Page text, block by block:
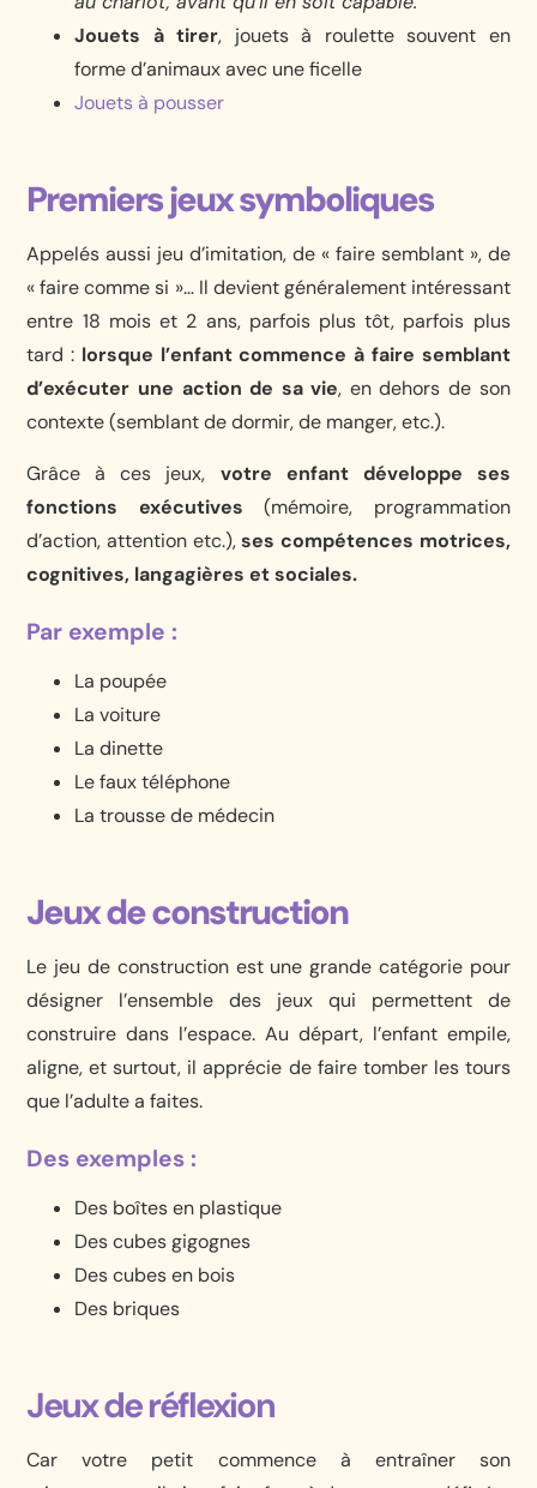
Jouets à tirer, jouets à roulette souvent en
forme d’animaux avec une ficelle
Jouets à pousser
Premiers jeux symboliques
Appelés aussi jeu d’imitation, de « faire semblant », de
« faire comme si »… Il devient généralement intéressant
entre 18 mois et 2 ans, parfois plus tôt, parfois plus
tard : lorsque l’enfant commence à faire semblant
d’exécuter une action de sa vie, en dehors de son
contexte (semblant de dormir, de manger, etc.).
Grâce à ces jeux, votre enfant développe ses
fonctions exécutives (mémoire, programmation
d’action, attention etc.),ses compétences motrices,
cognitives, langagières et sociales.
Par exemple :
La poupée
La voiture
La dinette
Le faux téléphone
La trousse de médecin
Jeux de construction
Le jeu de construction est une grande catégorie pour
désigner l’ensemble des jeux qui permettent de
construire dans l’espace. Au départ, l’enfant empile,
aligne, et surtout, il apprécie de faire tomber les tours
que l’adulte a faites.
Des exemples :
Des boîtes en plastique
Des cubes gigognes
Des cubes en bois
Des briques
Jeux de réflexion
Car votre petit commence à entraîner son